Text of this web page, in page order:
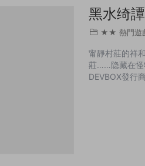
黑水绮譚
★★ 熱門
甯靜村莊的祥
莊……隐藏在怪
DEVBOX發行